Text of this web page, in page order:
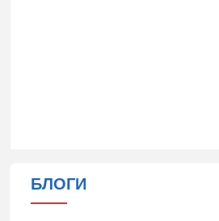
БЛОГИ